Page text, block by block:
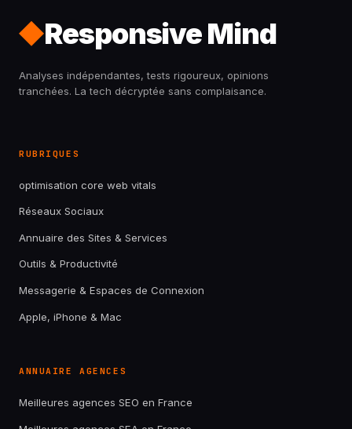
Responsive Mind
Analyses indépendantes, tests rigoureux, opinions
tranchées. La tech décryptée sans complaisance.
RUBRIQUES
optimisation core web vitals
Réseaux Sociaux
Annuaire des Sites & Services
Outils & Productivité
Messagerie & Espaces de Connexion
Apple, iPhone & Mac
ANNUAIRE AGENCES
Meilleures agences SEO en France